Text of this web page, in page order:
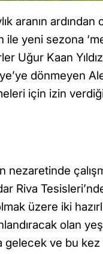
aranın
yeni sezona
Uğur Kaan
dönmeyen
için izin
Riva
üzere iki
olan
ve bu kez